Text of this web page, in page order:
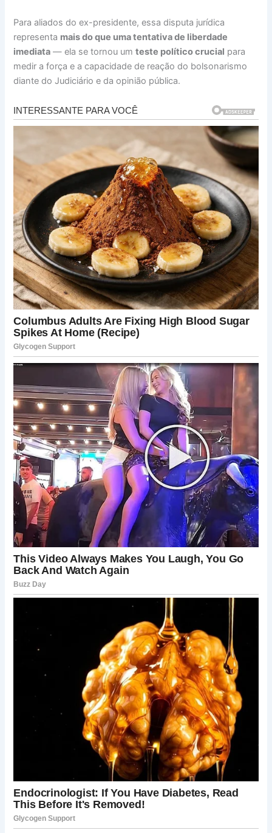
Para aliados do ex-presidente, essa disputa jurídica
representa mais do que uma tentativa de liberdade
imediata — ela se tornou umteste político crucial para
medir a força e a capacidade de reação do bolsonarismo
diante do Judiciário e da opinião pública.